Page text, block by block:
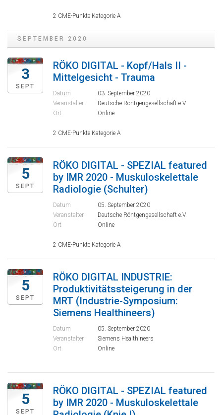
2 CME-Punkte Kategorie A
SEPTEMBER 2020
3
SEPT
RÖKO DIGITAL - Kopf/Hals II -
Mittelgesicht - Trauma
Datum
03. September 2020
Veranstalter
Deutsche Röntgengesellschaft e.V.
Ort
Online
2 CME-Punkte Kategorie A
5
SEPT
RÖKO DIGITAL - SPEZIAL featured
by IMR 2020 - Muskuloskelettale
Radiologie (Schulter)
Datum
05. September 2020
Veranstalter
Deutsche Röntgengesellschaft e.V.
Ort
Online
2 CME-Punkte Kategorie A
5
SEPT
RÖKO DIGITAL INDUSTRIE:
Produktivitätssteigerung in der
MRT (Industrie-Symposium:
Siemens Healthineers)
Datum
05. September 2020
Veranstalter
Siemens Healthineers
Ort
Online
5
SEPT
RÖKO DIGITAL - SPEZIAL featured
by IMR 2020 - Muskuloskelettale